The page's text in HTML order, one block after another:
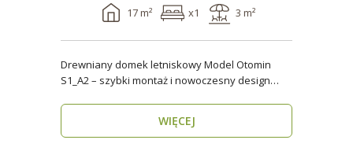
17 m² x1 3 m²
Drewniany domek letniskowy Model Otomin
S1_A2 – szybki montaż i nowoczesny design
WIĘCEJ